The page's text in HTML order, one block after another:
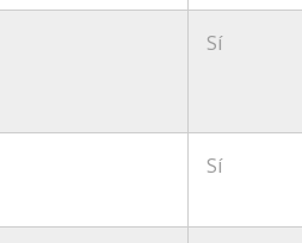
Sí
Sí